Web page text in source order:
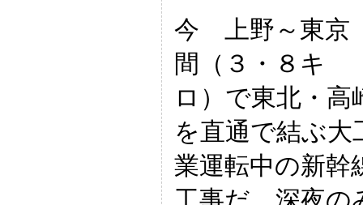
今 上野～東京
間（３・８キ
ロ）で東北・高
を直通で結ぶ
業運転中の新幹